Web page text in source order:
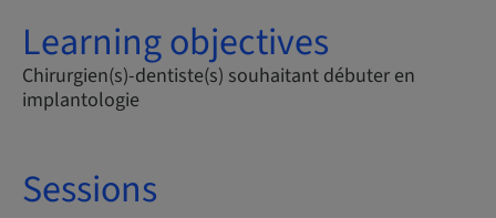
Learning objectives
Chirurgien(s)-dentiste(s) souhaitant débuter en
implantologie
Sessions